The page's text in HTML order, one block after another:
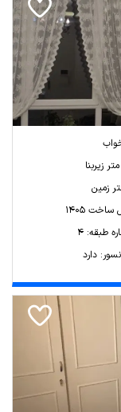
زمین
1405
طبقه: 4
دارد